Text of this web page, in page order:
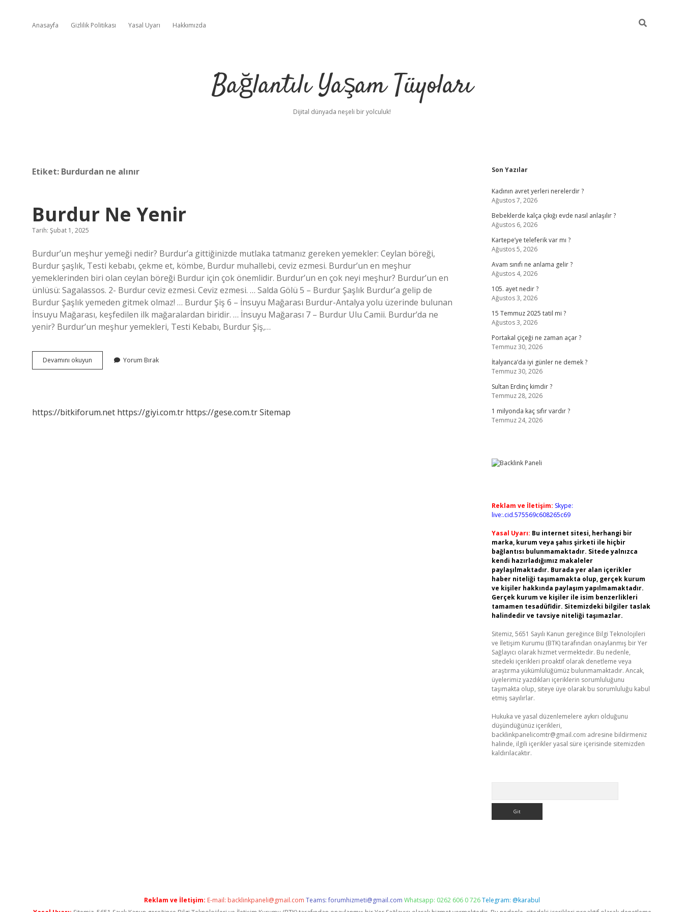
Anasayfa Gizlilik Politikası Yasal Uyarı Hakkımızda
Bağlantılı Yaşam Tüyoları
Dijital dünyada neşeli bir yolculuk!
Etiket: Burdurdan ne alınır
Burdur Ne Yenir
Tarih: Şubat 1, 2025
Burdur’un meşhur yemeği nedir? Burdur’a gittiğinizde mutlaka tatmanız gereken yemekler: Ceylan böreği,
Burdur şaşlık, Testi kebabı, çekme et, kömbe, Burdur muhallebi, ceviz ezmesi. Burdur’un en meşhur
yemeklerinden biri olan ceylan böreği Burdur için çok önemlidir. Burdur’un en çok neyi meşhur? Burdur’un en
ünlüsü: Sagalassos. 2- Burdur ceviz ezmesi. Ceviz ezmesi. … Salda Gölü 5 – Burdur Şaşlık Burdur’a gelip de
Burdur Şaşlık yemeden gitmek olmaz! … Burdur Şiş 6 – İnsuyu Mağarası Burdur-Antalya yolu üzerinde bulunan
İnsuyu Mağarası, keşfedilen ilk mağaralardan biridir. … İnsuyu Mağarası 7 – Burdur Ulu Camii. Burdur’da ne
yenir? Burdur’un meşhur yemekleri, Testi Kebabı, Burdur Şiş,…
Devamını okuyun
Ne
Yorum Bırak
https://bitkiforum.net https://giyi.com.tr https://gese.com.trSitemap
Sidebar
Son Yazılar
Kadının avret yerleri nerelerdir ?
Ağustos 7, 2026
Bebeklerde kalça çıkığı evde nasıl anlaşılır ?
Ağustos 6, 2026
Kartepe’ye teleferik var mı ?
Ağustos 5, 2026
Avam sınıfı ne anlama gelir ?
Ağustos 4, 2026
105. ayet nedir ?
Ağustos 3, 2026
15 Temmuz 2025 tatil mi ?
Ağustos 3, 2026
Portakal çiçeği ne zaman açar ?
Temmuz 30, 2026
İtalyanca’da iyi günler ne demek ?
Temmuz 30, 2026
Sultan Erdinç kimdir ?
Temmuz 28, 2026
1 milyonda kaç sıfır vardır ?
Temmuz 24, 2026
Reklam ve İletişim: Skype:
live:.cid.575569c608265c69
Yasal Uyarı: Bu internet sitesi, herhangi bir
marka, kurum veya şahıs şirketi ile hiçbir
bağlantısı bulunmamaktadır. Sitede yalnızca
kendi hazırladığımız makaleler
paylaşılmaktadır. Burada yer alan içerikler
haber niteliği taşımamakta olup, gerçek kurum
ve kişiler hakkında paylaşım yapılmamaktadır.
Gerçek kurum ve kişiler ile isim benzerlikleri
tamamen tesadüfidir. Sitemizdeki bilgiler taslak
halindedir ve tavsiye niteliği taşımazlar.
Sitemiz, 5651 Sayılı Kanun gereğince Bilgi Teknolojileri
ve İletişim Kurumu (BTK) tarafından onaylanmış bir Yer
Sağlayıcı olarak hizmet vermektedir. Bu nedenle,
sitedeki içerikleri proaktif olarak denetleme veya
araştırma yükümlülüğümüz bulunmamaktadır. Ancak,
üyelerimiz yazdıkları içeriklerin sorumluluğunu
taşımakta olup, siteye üye olarak bu sorumluluğu kabul
etmiş sayılırlar.
Hukuka ve yasal düzenlemelere aykırı olduğunu
düşündüğünüz içerikleri,
backlinkpanelicomtr@gmail.com adresine bildirmeniz
halinde, ilgili içerikler yasal süre içerisinde sitemizden
kaldırılacaktır.
Reklam ve İletişim: E-mail: backlinkpaneli@gmail.com Teams:forumhizmeti@gmail.com Whatsapp: 0262 606 0 726Telegram: @karabul